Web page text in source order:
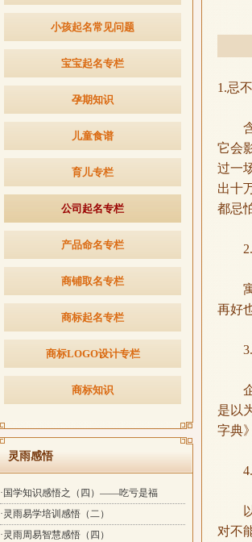
小孩起名常见问题
宝宝起名专栏
孕期知识
儿童食谱
育儿专栏
公司起名专栏
产品命名专栏
商铺取名专栏
商标起名专栏
商标LOGO设计专栏
商标知识
灵雨感悟
·国学知识感悟之（四）——吃亏是福
·灵雨易学培训感悟（二）
·灵雨周易智慧感悟（四）
1.忌
含
它会
过一
出十
都忌
2.
寓
再好
3.
企
是以
字典
4.
以
对不